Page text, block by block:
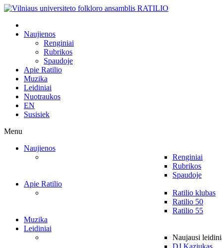
Naujienos
Renginiai
Rubrikos
Spaudoje
Apie Ratilio
Muzika
Leidiniai
Nuotraukos
EN
Susisiek
Menu
Naujienos
Renginiai
Rubrikos
Spaudoje
Apie Ratilio
Ratilio klubas
Ratilio 50
Ratilio 55
Muzika
Leidiniai
Naujausi
DJ Kaziukas